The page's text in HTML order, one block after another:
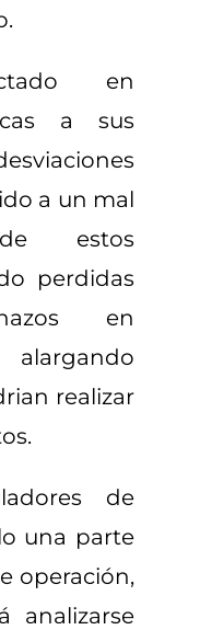
en
a sus
a un mal
estos
perdidas
en
realizar
de
una parte
operación,
analizarse